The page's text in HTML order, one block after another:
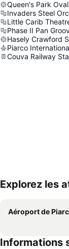
Queen's Park Oval
Invaders Steel
Little Carib
Phase II Pan
Hasely Crawford
Piarco
Couva Railway
Explorez les
Aéroport de
Informations